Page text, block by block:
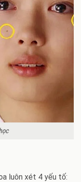
luôn xét 4 yếu tố: